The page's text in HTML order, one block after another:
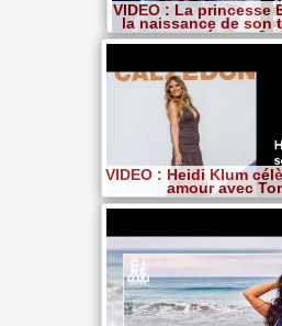
VIDEO : La princesse
la naissance de son
avec son époux
VIDEO : Heidi Klum
amour avec